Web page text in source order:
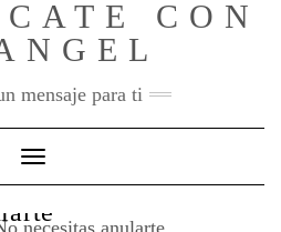
CON
mensaje para ti
Toggle Navigation
dice: No